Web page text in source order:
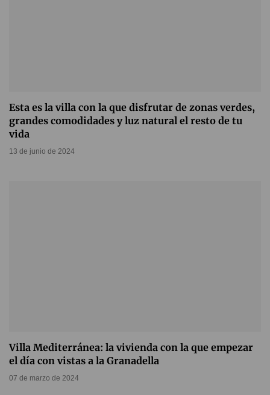
Esta es la villa con la que disfrutar de zonas verdes,
grandes comodidades y luz natural el resto de tu
vida
13 de junio de 2024
Villa Mediterránea: la vivienda con la que empezar
el día con vistas a la Granadella
07 de marzo de 2024